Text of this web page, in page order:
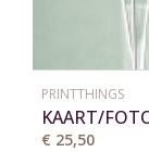
PRINTTHINGS
KAART/
VAAS
€ 25,50